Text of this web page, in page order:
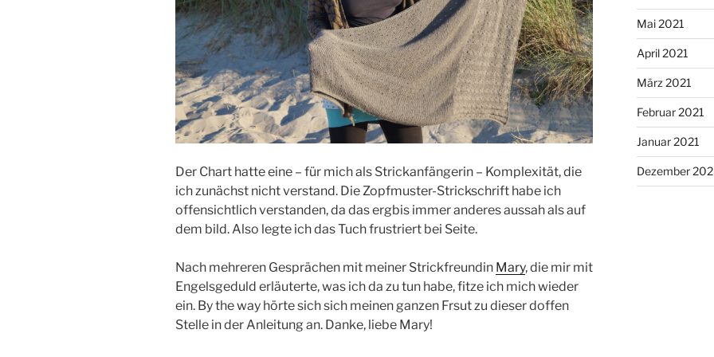
Der Chart hatte eine – für mich als Strickanfängerin – Komplexität, die
ich zunächst nicht verstand. Die Zopfmuster-Strickschrift habe ich
offensichtlich verstanden, da das ergbis immer anderes aussah als auf
dem bild. Also legte ich das Tuch frustriert bei Seite.
Nach mehreren Gesprächen mit meiner Strickfreundin Mary, die mir mit
Engelsgeduld erläuterte, was ich da zu tun habe, fitze ich mich wieder
ein. By the way hörte sich sich meinen ganzen Frsut zu dieser doffen
Stelle in der Anleitung an. Danke, liebe Mary!
Mai 2021
April 2021
März 2021
Februar 2021
Januar 2021
Dezember